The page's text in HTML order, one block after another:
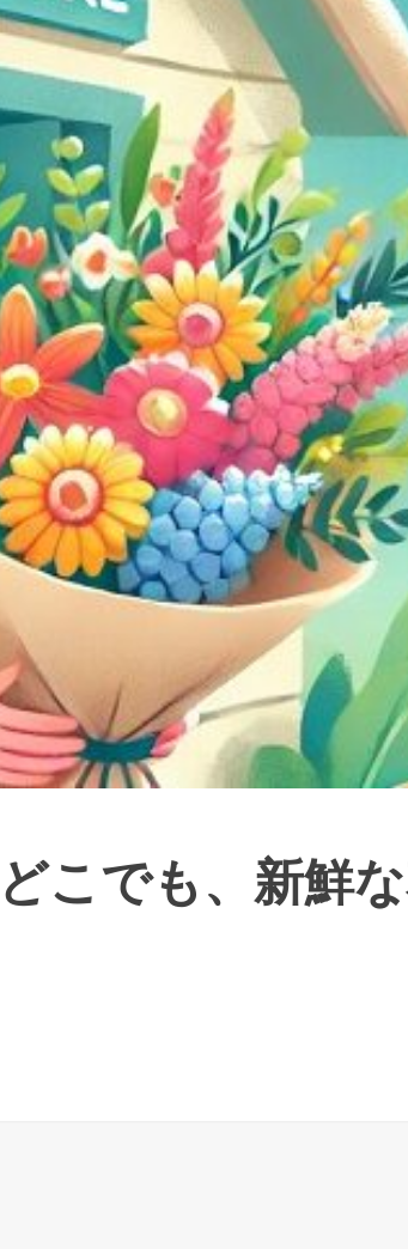
こでも、新鮮